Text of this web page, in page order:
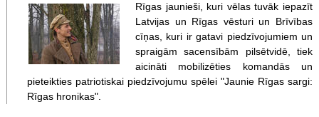
Rīgas jaunieši, kuri vēlas tuvāk iepazīt
Latvijas un Rīgas vēsturi un Brīvības
cīņas, kuri ir gatavi piedzīvojumiem un
spraigām sacensībām pilsētvidē, tiek
aicināti mobilizēties komandās un
pieteikties patriotiskai piedzīvojumu spēlei "Jaunie Rīgas sargi:
Rīgas hronikas".